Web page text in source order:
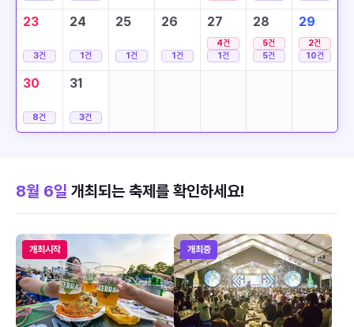
23
3건
24
1건
25
1건
26
1건
27
4건
1건
28
5건
5건
29
2건
10건
30
8건
31
3건
8월 6일 개최되는 축제를 확인하세요!
개최시작 개최중